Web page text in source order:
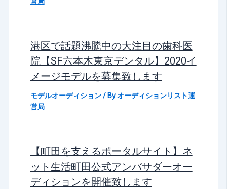
港区で話題沸騰中の大注目の歯科医
院【SF六本木東京デンタル】2020イ
メージモデルを募集致します
モデルオーディション/ Byオーディションリスト運
営局
【町田を支えるポータルサイト】ネ
ット生活町田公式アンバサダーオー
ディションを開催致します